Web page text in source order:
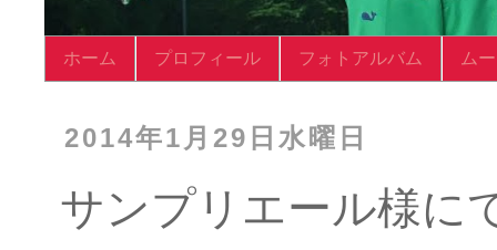
ホーム プロフィール フォトアルバム ム
2014年1月29日水曜日
サンプリエール様に